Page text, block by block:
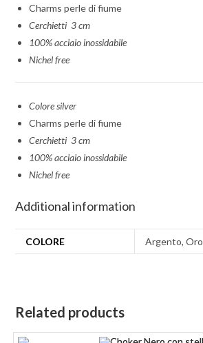
Charms perle di fiume
Cerchietti 3 cm
100% acciaio inossidabile
Nichel free
Colore silver
Charms perle di fiume
Cerchietti 3 cm
100% acciaio inossidabile
Nichel free
Additional information
COLORE Argento, Oro
Related products